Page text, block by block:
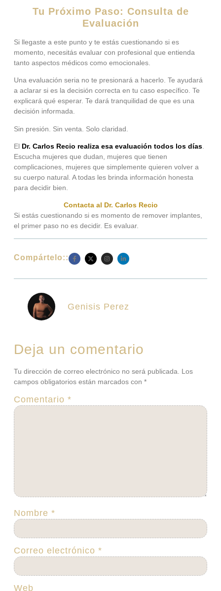
Tu Próximo Paso: Consulta de
Evaluación
Si llegaste a este punto y te estás cuestionando si es
momento, necesitás evaluar con profesional que entienda
tanto aspectos médicos como emocionales.
Una evaluación seria no te presionará a hacerlo. Te ayudará
a aclarar si es la decisión correcta en tu caso específico. Te
explicará qué esperar. Te dará tranquilidad de que es una
decisión informada.
Sin presión. Sin venta. Solo claridad.
El Dr. Carlos Recio realiza esa evaluación todos los días
Escucha mujeres que dudan, mujeres que tienen
complicaciones, mujeres que simplemente quieren volver a
su cuerpo natural. A todas les brinda información honesta
para decidir bien.
Contacta al Dr. Carlos Recio
Si estás cuestionando si es momento de remover implantes,
el primer paso no es decidir. Es evaluar.
Compártelo::
Deja un comentario
campos obligatorios están marcados con*